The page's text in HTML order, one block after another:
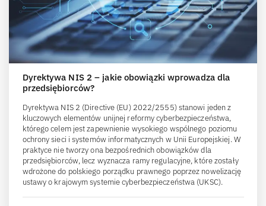
Dyrektywa NIS 2 – jakie obowiązki wprowadza dla
przedsiębiorców?
Dyrektywa NIS 2 (Directive (EU) 2022/2555) stanowi jeden z
kluczowych elementów unijnej reformy cyberbezpieczeństwa,
którego celem jest zapewnienie wysokiego wspólnego poziomu
ochrony sieci i systemów informatycznych w Unii Europejskiej. W
praktyce nie tworzy ona bezpośrednich obowiązków dla
przedsiębiorców, lecz wyznacza ramy regulacyjne, które zostały
wdrożone do polskiego porządku prawnego poprzez nowelizację
ustawy o krajowym systemie cyberbezpieczeństwa (UKSC).